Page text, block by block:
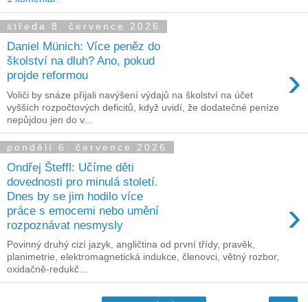
středa 8. července 2026
Daniel Münich: Více peněz do
školství na dluh? Ano, pokud
projde reformou
›
Voliči by snáze přijali navýšení výdajů na školství na účet
vyšších rozpočtových deficitů, když uvidí, že dodatečné peníze
nepůjdou jen do v...
pondělí 6. července 2026
Ondřej Šteffl: Učíme děti
dovednosti pro minulá století.
Dnes by se jim hodilo více
práce s emocemi nebo umění
rozpoznávat nesmysly
›
Povinný druhý cizí jazyk, angličtina od první třídy, pravěk,
planimetrie, elektromagnetická indukce, členovci, větný rozbor,
oxidačně-redukč...